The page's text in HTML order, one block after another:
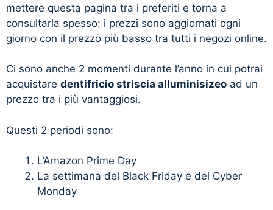
mettere questa pagina tra i preferiti e torna a
consultarla spesso: i prezzi sono aggiornati ogni
giorno con il prezzo più basso tra tutti i negozi online.
Ci sono anche 2 momenti durante l’anno in cui potrai
acquistare dentifricio striscia alluminisizeo ad un
prezzo tra i più vantaggiosi.
Questi 2 periodi sono:
L’Amazon Prime Day
La settimana del Black Friday e del Cyber
Monday